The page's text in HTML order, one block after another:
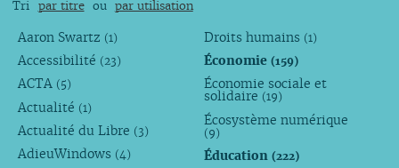
Tri par titre ou par utilisation
Aaron Swartz (1)
Accessibilité (23)
ACTA (5)
Actualité (1)
Actualité du Libre (3)
AdieuWindows (4)
Droits humains (1)
Économie(159)
Économie sociale et
solidaire (19)
Écosystème numérique
(9)
Éducation(222)